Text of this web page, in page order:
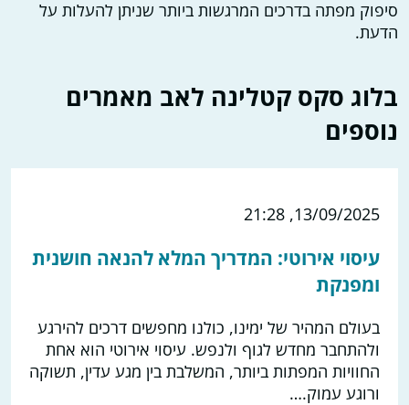
סיפוק מפתה בדרכים המרגשות ביותר שניתן להעלות על
הדעת.
בלוג סקס קטלינה לאב מאמרים
נוספים
13/09/2025, 21:28
עיסוי אירוטי: המדריך המלא להנאה חושנית
ומפנקת
בעולם המהיר של ימינו, כולנו מחפשים דרכים להירגע
ולהתחבר מחדש לגוף ולנפש. עיסוי אירוטי הוא אחת
החוויות המפתות ביותר, המשלבת בין מגע עדין, תשוקה
ורוגע עמוק.…